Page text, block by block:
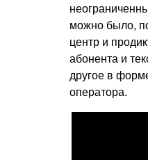
можно было,
центр и
абонента и
другое в
оператора.